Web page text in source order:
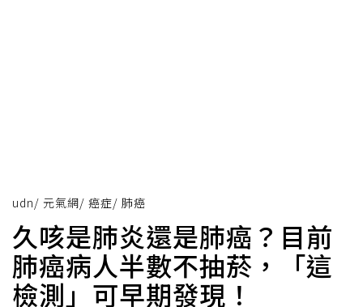
udn/ 元氣網/ 癌症/ 肺癌
久咳是肺炎還是肺癌？目前
肺癌病人半數不抽菸，「這
檢測」可早期發現！